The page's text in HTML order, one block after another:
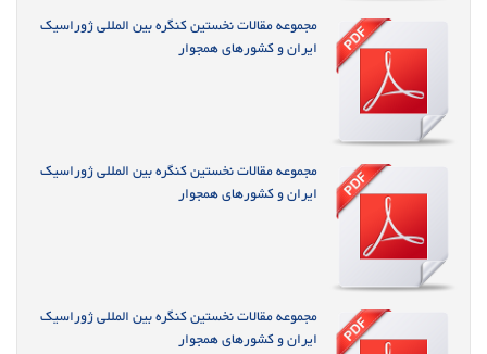
مجموعه مقالات نخستین کنگره بین المللی ژوراسیک
ایران و کشورهای همجوار
مجموعه مقالات نخستین کنگره بین المللی ژوراسیک
ایران و کشورهای همجوار
مجموعه مقالات نخستین کنگره بین المللی ژوراسیک
ایران و کشورهای همجوار